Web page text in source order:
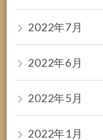
2022年7月
2022年6月
2022年5月
2022年1月